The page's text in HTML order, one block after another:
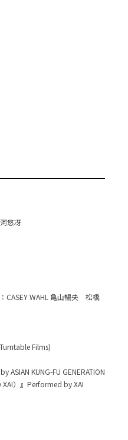
悠冴
CASEY WAHL 亀山暢央 松橋
Films)
KUNG-FU GENERATION
）』Performed by XAI